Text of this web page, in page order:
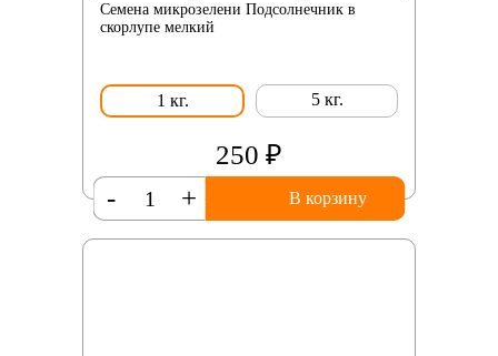
Семена микрозелени Подсолнечник в
скорлупе мелкий
1 кг. 5 кг.
250 ₽
+
- В корзину